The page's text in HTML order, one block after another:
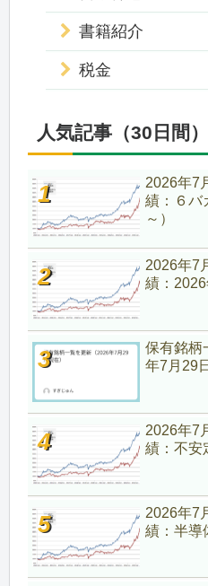
書籍紹介
税金
人気記事（30日間）
2026年7
績：６バ
～）
2026年7
績：
保有銘柄
年7月29
2026年7
績：不安
2026年7
績：半導